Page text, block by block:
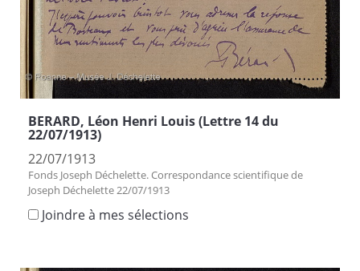
BERARD, Léon Henri Louis (Lettre 14 du
22/07/1913)
22/07/1913
Fonds Joseph Déchelette. Correspondance scientifique de
Joseph Déchelette 22/07/1913
Joindre à mes sélections